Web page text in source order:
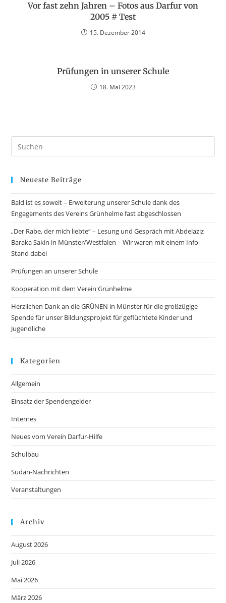
Vor fast zehn Jahren – Fotos aus Darfur von
2005 # Test
15. Dezember 2014
Prüfungen in unserer Schule
18. Mai 2023
Neueste Beiträge
Bald ist es soweit – Erweiterung unserer Schule dank des
Engagements des Vereins Grünhelme fast abgeschlossen
„Der Rabe, der mich liebte“ – Lesung und Gespräch mit Abdelaziz
Baraka Sakin in Münster/Westfalen – Wir waren mit einem Info-
Stand dabei
Prüfungen an unserer Schule
Kooperation mit dem Verein Grünhelme
Herzlichen Dank an die GRÜNEN in Münster für die großzügige
Spende für unser Bildungsprojekt für geflüchtete Kinder und
Jugendliche
Kategorien
Allgemein
Einsatz der Spendengelder
Internes
Neues vom Verein Darfur-Hilfe
Schulbau
Sudan-Nachrichten
Veranstaltungen
Archiv
August 2026
Juli 2026
Mai 2026
März 2026